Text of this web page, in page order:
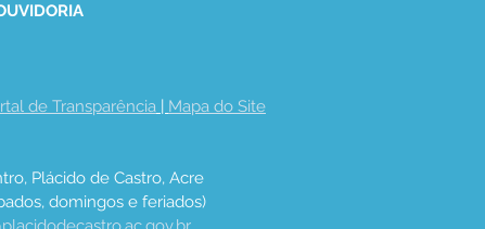
de Transparência | Mapa do Site
Plácido de Castro, Acre
domingos e feriados)